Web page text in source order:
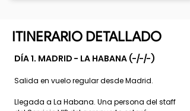
ITINERARIO DETALLADO
DÍA 1. MADRID - LA HABANA (-/-/-)
Salida en vuelo regular desde Madrid.
Llegada a La Habana. Una persona del staff